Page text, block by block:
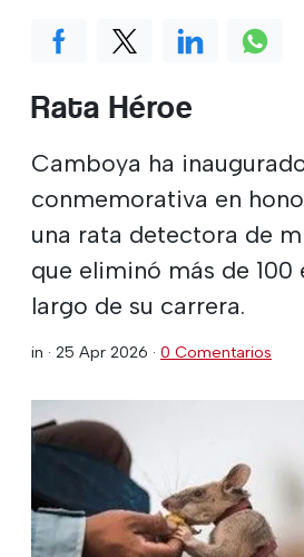
Rata Héroe
Camboya ha
conmemorativa en
una rata detectora de
que eliminó más de 100
largo de su carrera.
in · 25 Apr 2026 · 0 Comentarios